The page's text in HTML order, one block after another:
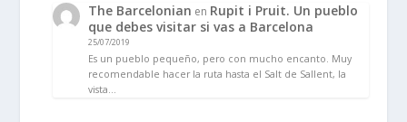
The Barcelonian en Rupit i Pruit. Un pueblo
que debes visitar si vas a Barcelona
25/07/2019
Es un pueblo pequeño, pero con mucho encanto. Muy
recomendable hacer la ruta hasta el Salt de Sallent, la
vista…